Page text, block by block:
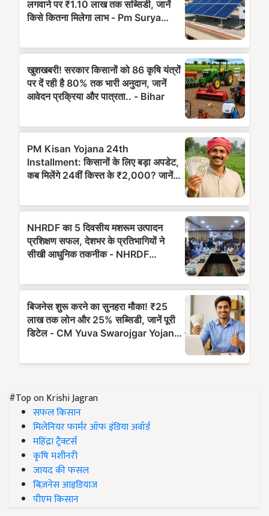
#Top on Krishi Jagran
सफल किसान
मिलेनियर फार्मर ऑफ इंडिया अवॉर्ड
महिंद्रा ट्रैक्टर्स
कृषि मशीनरी
जायद की फसल
बिज़नेस आइडियाज
पीएम किसान